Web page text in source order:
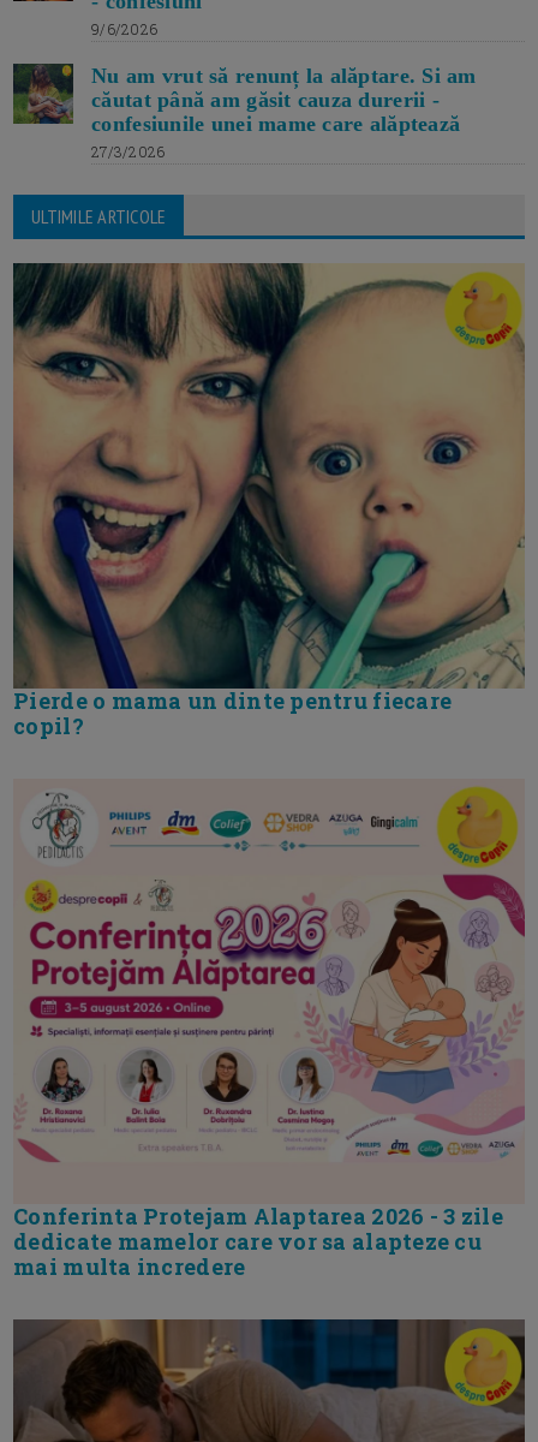
9/6/2026
Nu am vrut să renunț la alăptare. Si am
căutat până am găsit cauza durerii -
confesiunile unei mame care alăptează
27/3/2026
ULTIMILE ARTICOLE
Pierde o mama un dinte pentru fiecare
copil?
Conferinta Protejam Alaptarea 2026 - 3 zile
dedicate mamelor care vor sa alapteze cu
mai multa incredere